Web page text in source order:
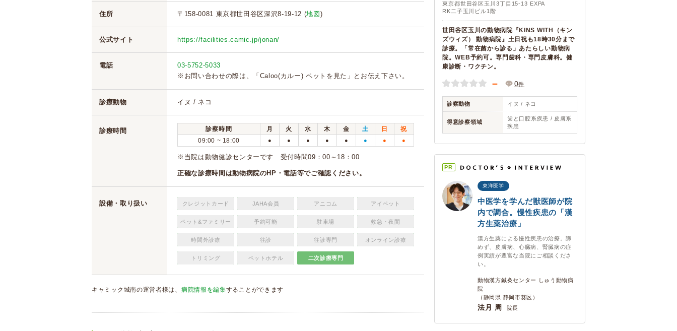
住所 〒158-0081 東京都世田谷区深沢8-19-12 (地図 )
公式サイト https://facilities.camic.jp/jonan/
電話
03-5752-5033
※お問い合わせの際は、「Caloo(カルー) ペットを見た」とお伝え下さい。
診療動物 イヌ / ネコ
診療時間 診察時間 月 火 水 木 金 土 日
祝
09:00 ~ 18:00
● ● ● ● ● ● ● ●
※当院は動物健診センターです 受付時間09：00～18：00
正確な診療時間は動物病院のHP・電話等でご確認ください。
設備・取り扱い クレジットカード JAHA会員 アニコム アイペット
ペット&ファミリー 予約可能 駐車場 救急・夜間
時間外診療 往診 往診専門 オンライン診療
トリミング ペットホテル 二次診療専門
キャミック城南の運営者様は、 病院情報を編集することができます
東京都世田谷区玉川3丁目15-13 EXPA
RK二子玉川ビル1階
世田谷区玉川の動物病院『KINS WITH（キン
ズウィズ） 動物病院』土日祝も18時30分まで
診療。「常在菌から診る」あたらしい動物病
院。WEB予約可。専門歯科・専門皮膚科。健
康診断・ワクチン。
－ 0件
診察動物 イヌ / ネコ
得意診察領域
歯と口腔系疾患 / 皮膚系
疾患
PR
東洋医学
中医学を学んだ獣医師が院
内で調合。慢性疾患の「漢
方生薬治療」
漢方生薬による慢性疾患の治療。諦
めず、皮膚病、心臓病、腎臓病の症
例実績が豊富な当院にご相談くださ
い。
動物漢方鍼灸センター しゅう動物病
院
（静岡県 静岡市葵区）
法月 周 院長